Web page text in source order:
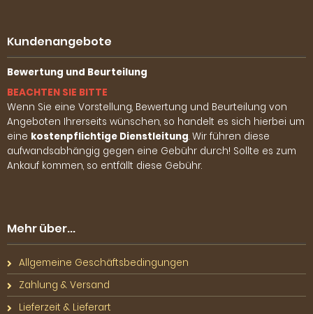
Kundenangebote
Bewertung und Beurteilung
BEACHTEN SIE BITTE
Wenn Sie eine Vorstellung, Bewertung und Beurteilung von
Angeboten Ihrerseits wünschen, so handelt es sich hierbei um
eine kostenpflichtige Dienstleitung. Wir führen diese
aufwandsabhängig gegen eine Gebühr durch! Sollte es zum
Ankauf kommen, so entfällt diese Gebühr.
Mehr über...
Allgemeine Geschäftsbedingungen
Zahlung & Versand
Lieferzeit & Lieferart